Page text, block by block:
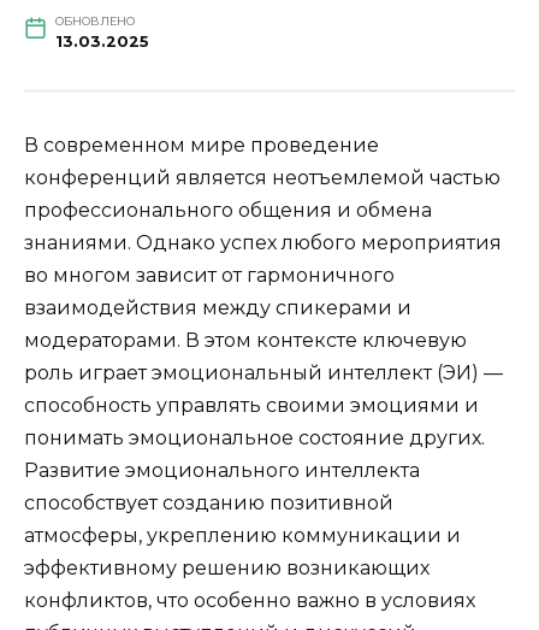
ОБНОВЛЕНО
13.03.2025
В современном мире проведение
конференций является неотъемлемой частью
профессионального общения и обмена
знаниями. Однако успех любого мероприятия
во многом зависит от гармоничного
взаимодействия между спикерами и
модераторами. В этом контексте ключевую
роль играет эмоциональный интеллект (ЭИ) —
способность управлять своими эмоциями и
понимать эмоциональное состояние других.
Развитие эмоционального интеллекта
способствует созданию позитивной
атмосферы, укреплению коммуникации и
эффективному решению возникающих
конфликтов, что особенно важно в условиях